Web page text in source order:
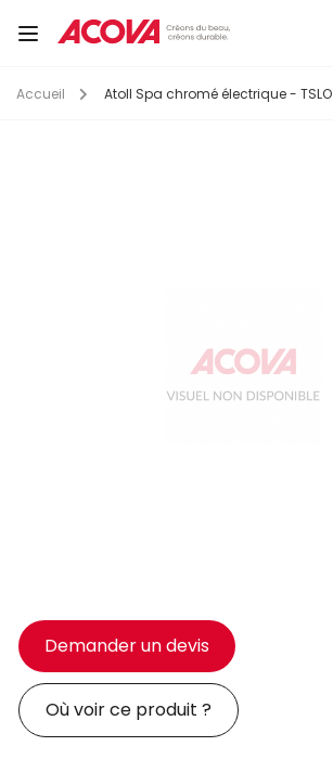
au Toggle
Accueil Atoll Spa chromé électrique - TSLO
Demander un devis
Où voir ce produit ?